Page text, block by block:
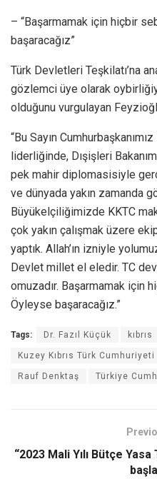
– “Başarmamak için hiçbir
başaracağız”
Türk Devletleri Teşkilatı’na
gözlemci üye olarak
olduğunu vurgulayan
“Bu Sayın
liderliğinde, Dışişleri
pek mahir diplomasisiyle
ve dünyada yakın zamanda
Büyükelçiliğimizde KKTC
çok yakın çalışmak üzere
yaptık. Allah’ın izniyle
Devlet millet el eledir. TC
omuzadır. Başarmamak için
Öyleyse başaracağız.”
Tags: Dr. Fazıl Küçük kıbrıs
Kuzey Kıbrıs Türk Cumhuriyeti
Rauf Denktaş Türkiye
“2023 Mali Yılı Bütçe